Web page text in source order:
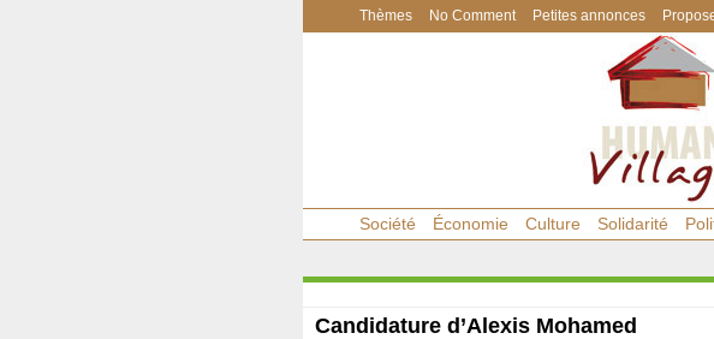
Thèmes No Comment Petites annonces
Société Économie Culture Solidarité
Candidature d’Alexis Mohamed